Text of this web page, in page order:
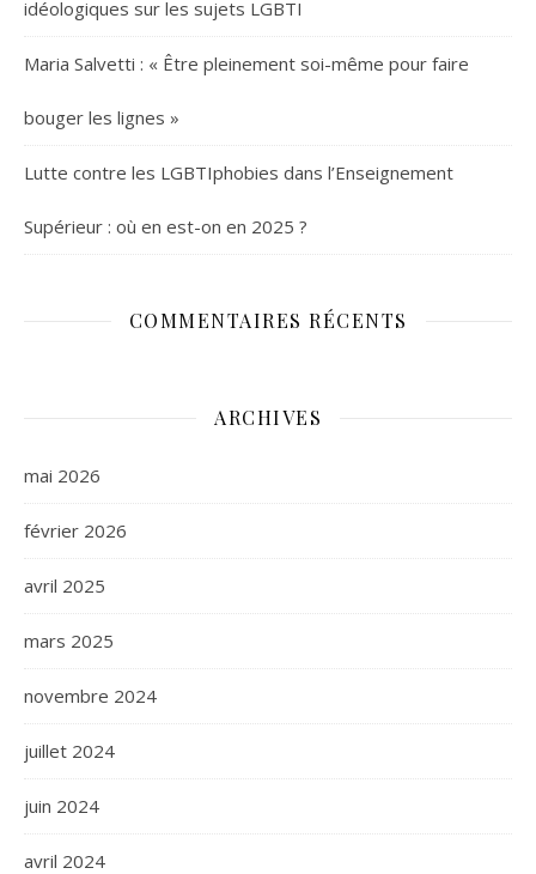
idéologiques sur les sujets LGBTI
Maria Salvetti : « Être pleinement soi-même pour faire
bouger les lignes »
Lutte contre les LGBTIphobies dans l’Enseignement
Supérieur : où en est-on en 2025 ?
COMMENTAIRES RÉCENTS
ARCHIVES
mai 2026
février 2026
avril 2025
mars 2025
novembre 2024
juillet 2024
juin 2024
avril 2024